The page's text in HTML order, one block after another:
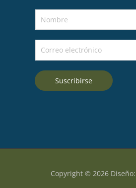
o
m
e
*
o
r
Suscribirse
Copyright © 2026